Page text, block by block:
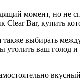
момент, но не
Clear Bar, купить
также выбирать
утолить ваш голод